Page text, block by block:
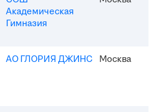
Академическая
Гимназия
АО ГЛОРИЯ ДЖИНС Москва